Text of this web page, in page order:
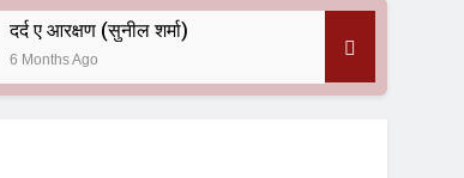
दर्द ए आरक्षण (सुनील शर्मा)
6 Months Ago